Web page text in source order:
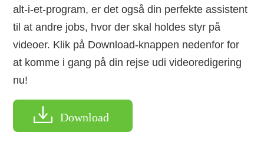
alt-i-et-program, er det også din perfekte assistent
til at andre jobs, hvor der skal holdes styr på
videoer. Klik på Download-knappen nedenfor for
at komme i gang på din rejse udi videoredigering
nu!
Download